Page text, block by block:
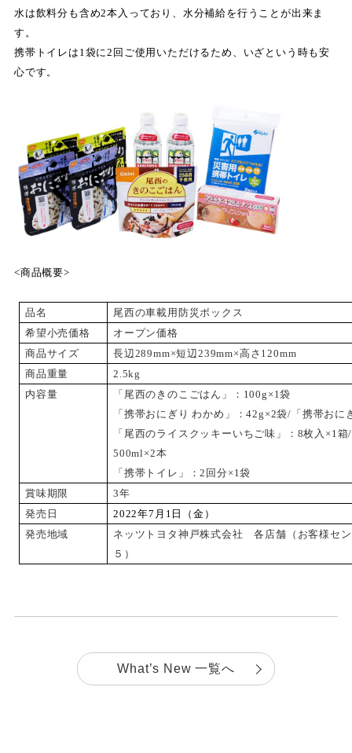
水は飲料分も含め2本入っており、水分補給を行うことが出来ま
す。
携帯トイレは1袋に2回ご使用いただけるため、いざという時も安
心です。
<商品概要>
品名
尾西の車載用防災ボックス
希望小売価格
オープン価格
商品サイズ
長辺289mm×短辺239mm×高さ120mm
商品重量
2.5kg
内容量
「尾西のきのこごはん」：100g×1袋
「携帯おにぎり わかめ」：42g×2袋/「携帯おに
「尾西のライスクッキーいちご味」：8枚入×1
500ml×2本
「携帯トイレ」：2回分×1袋
賞味期限
3年
発売日
2022年7月1日（金）
発売地域
ネッツトヨタ神戸株式会社 各店舗（お客様セ
５）
What’s New 一覧へ